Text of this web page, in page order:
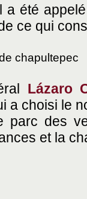
a été
ce qui
chapultepec
Lázaro
a choisi le
parc des
et la